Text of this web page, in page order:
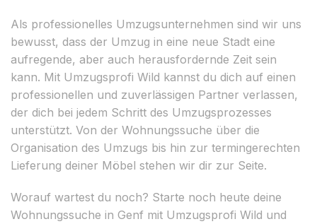
Als professionelles Umzugsunternehmen sind wir uns
bewusst, dass der Umzug in eine neue Stadt eine
aufregende, aber auch herausfordernde Zeit sein
kann. Mit Umzugsprofi Wild kannst du dich auf einen
professionellen und zuverlässigen Partner verlassen,
der dich bei jedem Schritt des Umzugsprozesses
unterstützt. Von der Wohnungssuche über die
Organisation des Umzugs bis hin zur termingerechten
Lieferung deiner Möbel stehen wir dir zur Seite.
Worauf wartest du noch? Starte noch heute deine
Wohnungssuche in Genf mit Umzugsprofi Wild und